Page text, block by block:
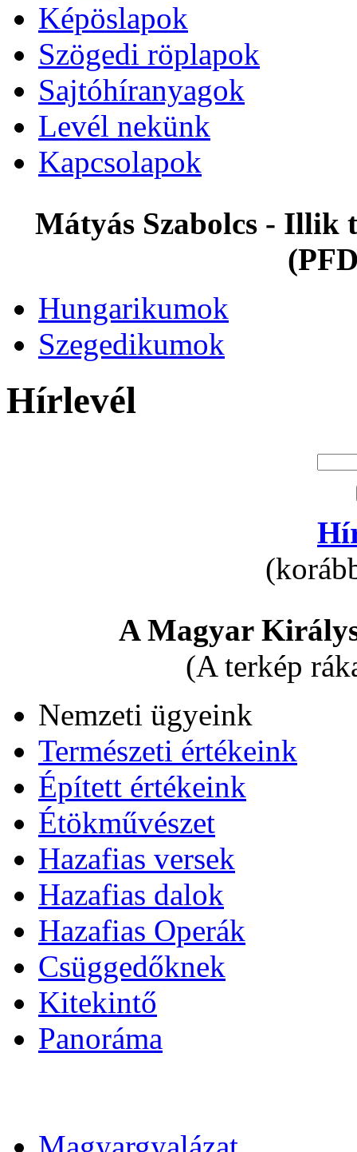
Képöslapok
Szögedi röplapok
Sajtóhíranyagok
Levél nekünk
Kapcsolapok
Mátyás Szabolcs - Illik
Hungarikumok
Szegedikumok
Hírlevél
A Magyar
(A terkép
Nemzeti ügyeink
Természeti értékeink
Épített értékeink
Étökművészet
Hazafias versek
Hazafias dalok
Hazafias Operák
Csüggedőknek
Kitekintő
Panoráma